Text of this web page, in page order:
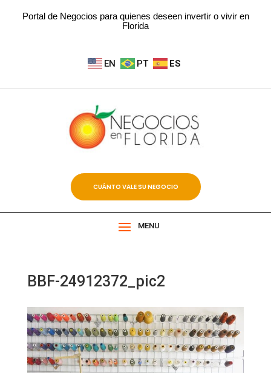
Portal de Negocios para quienes deseen invertir o vivir en
Florida
EN PT ES
CUÁNTO VALE SU NEGOCIO
MENU
BBF-24912372_pic2